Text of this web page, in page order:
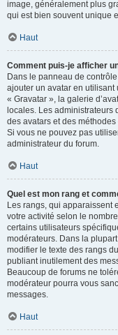
image, généralement plus
qui est bien souvent unique
Haut
Comment puis-je afficher
Dans le panneau de
ajouter un avatar en utilisant
« Gravatar », la galerie
locales. Les administrateurs
des avatars et des
Si vous ne pouvez pas
administrateur du forum.
Haut
Quel est mon rang et
Les rangs, qui apparaissent
votre activité selon le
certains utilisateurs
modérateurs. Dans la
modifier le texte des rangs
publiant inutilement des
Beaucoup de forums ne
modérateur pourra vous
messages.
Haut